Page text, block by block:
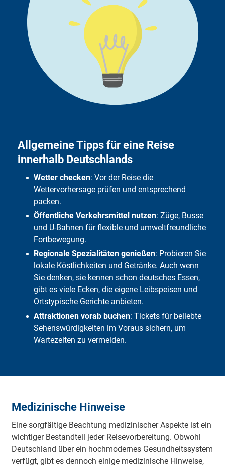
Allgemeine Tipps für eine Reise
innerhalb Deutschlands
Wetter checken: Vor der Reise die
Wettervorhersage prüfen und entsprechend
packen.
Öffentliche Verkehrsmittel nutzen: Züge, Busse
und U-Bahnen für flexible und umweltfreundliche
Fortbewegung.
Regionale Spezialitäten genießen: Probieren Sie
lokale Köstlichkeiten und Getränke. Auch wenn
Sie denken, sie kennen schon deutsches Essen,
gibt es viele Ecken, die eigene Leibspeisen und
Ortstypische Gerichte anbieten.
Attraktionen vorab buchen: Tickets für beliebte
Sehenswürdigkeiten im Voraus sichern, um
Wartezeiten zu vermeiden.
Medizinische Hinweise
Eine sorgfältige Beachtung medizinischer Aspekte ist ein
wichtiger Bestandteil jeder Reisevorbereitung. Obwohl
Deutschland über ein hochmodernes Gesundheitssystem
verfügt, gibt es dennoch einige medizinische Hinweise,